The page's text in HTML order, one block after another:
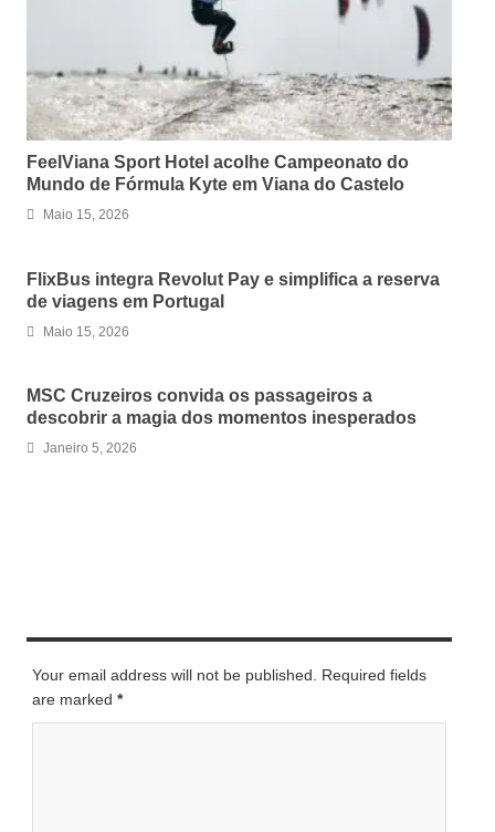
FeelViana Sport Hotel acolhe Campeonato do
Mundo de Fórmula Kyte em Viana do Castelo
Maio 15, 2026
FlixBus integra Revolut Pay e simplifica a reserva
de viagens em Portugal
Maio 15, 2026
MSC Cruzeiros convida os passageiros a
descobrir a magia dos momentos inesperados
Janeiro 5, 2026
Your email address will not be published. Required fields
are marked *